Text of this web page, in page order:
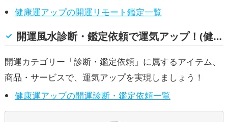
健康運アップの開運リモート鑑定一覧
開運風水診断・鑑定依頼で運気アップ！(健康運)
開運カテゴリー「診断・鑑定依頼」に属するアイテム、
商品・サービスで、運気アップを実現しましょう！
健康運アップの開運診断・鑑定依頼一覧